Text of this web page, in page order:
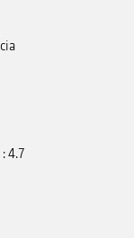
4.7